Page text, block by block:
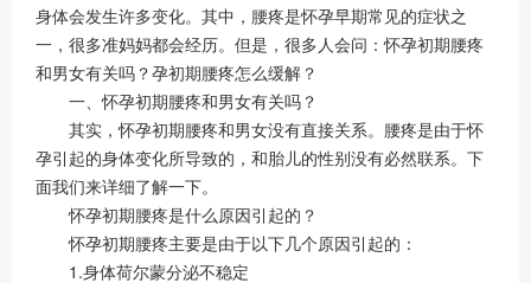
身体会发生许多变化。其中，腰疼是怀孕早期常见的症状之
一，很多准妈妈都会经历。但是，很多人会问：怀孕初期腰疼
和男女有关吗？孕初期腰疼怎么缓解？
一、怀孕初期腰疼和男女有关吗？
其实，怀孕初期腰疼和男女没有直接关系。腰疼是由于怀
孕引起的身体变化所导致的，和胎儿的性别没有必然联系。下
面我们来详细了解一下。
怀孕初期腰疼是什么原因引起的？
怀孕初期腰疼主要是由于以下几个原因引起的：
1.身体荷尔蒙分泌不稳定